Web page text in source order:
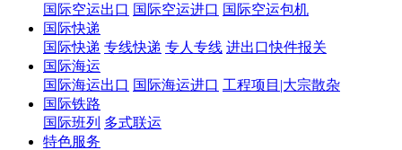
国际空运出口 国际空运进口 国际空运包机
国际快递
国际快递 专线快递 专人专线 进出口快件报关
国际海运
国际海运出口 国际海运进口 工程项目|大宗散杂
国际铁路
国际班列 多式联运
特色服务